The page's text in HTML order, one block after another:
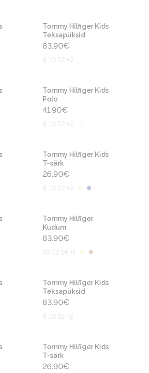
Tommy Hilfiger Kids
Teksapüksid
83.90€
8 10 12 +2
Tommy Hilfiger Kids
Polo
41.90€
8 10 12 +2
Tommy Hilfiger Kids
T-särk
26.90€
8 10 12 +2
Tommy Hilfiger
Kudum
83.90€
10 12 14 +1
Tommy Hilfiger Kids
Teksapüksid
83.90€
8 10 12 +2
Tommy Hilfiger Kids
T-särk
26.90€